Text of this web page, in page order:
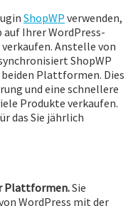
ShopWP verwenden,
Ihrer WordPress-
Anstelle von
ShopWP
Plattformen. Dies
und eine schnellere
Produkte verkaufen.
das Sie jährlich
Plattformen.Sie
WordPress mit der